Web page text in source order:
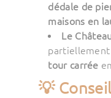
dédale de
maisons en
Le
partiellement
tour carrée
💡